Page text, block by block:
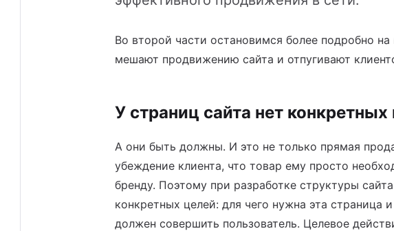
и онлайн-оплатой
товаров и услуг
Во второй части остановимся более подробно
мешают продвижению сайта и отпугивают
У страниц сайта нет конкретных
А они быть должны. И это не только прямая
убеждение клиента, что товар ему просто
бренду. Поэтому при разработке структуры
конкретных целей: для чего нужна эта страница
должен совершить пользователь. Целевое